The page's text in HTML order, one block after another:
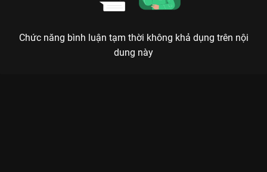
Chức năng bình luận tạm thời không khả dụng trên nội
dung này